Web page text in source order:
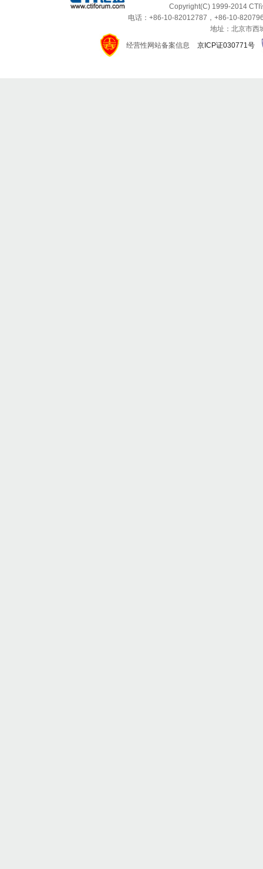
Copyright(C) 1999-2014 CTI
电话：+86-10-82012787，+86-10-
地址：北京市西
经营性网站备案信息
京ICP证030771号